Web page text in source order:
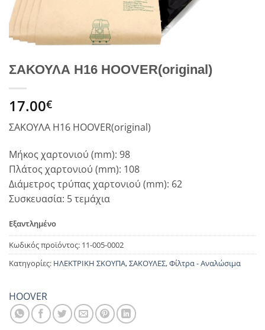
ΣΑΚΟΥΛΑ Η16 HOOVER(original)
17.00€
ΣΑΚΟΥΛΑ Η16 HOOVER(original)
Μήκος χαρτονιού (mm): 98
Πλάτος χαρτονιού (mm): 108
Διάμετρος τρύπας χαρτονιού (mm): 62
Συσκευασία: 5 τεμάχια
Εξαντλημένο
Κωδικός προϊόντος: 11-005-0002
Κατηγορίες: ΗΛΕΚΤΡΙΚΗ ΣΚΟΥΠΑ,ΣΑΚΟΥΛΕΣ,Φίλτρα - Αναλώσιμα
HOOVER